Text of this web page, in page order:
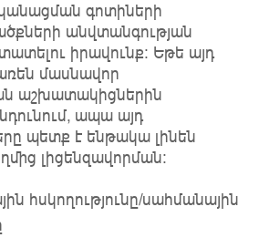
գոտիների
անվտանգության
իրավունք։ Եթե այդ
մասնավոր
աշխատակիցներին
ապա այդ
պետք է ենթակա լինեն
լիցենզավորման։
հսկողությունը/սահմանային